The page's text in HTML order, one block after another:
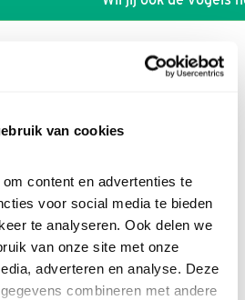
van cookies
content en advertenties te
voor social media te bieden
te analyseren. Ook delen we
van onze site met onze
adverteren en analyse. Deze
combineren met andere